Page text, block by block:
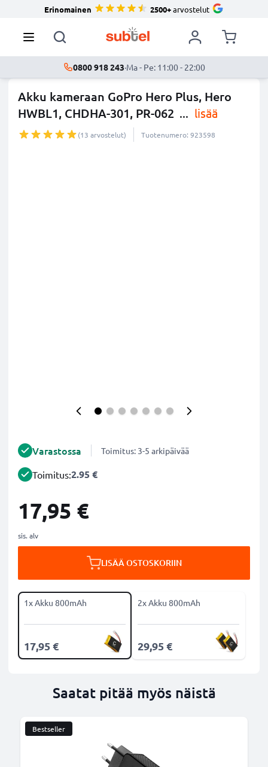
Erinomainen 2500+arvostelut
0800 918 243·Ma - Pe: 11:00 - 22:00
Akku kameraan GoPro Hero Plus, Hero
HWBL1, CHDHA-301, PR-062 ... lisää
(13 arvostelut) Tuotenumero: 923598
Varastossa Toimitus: 3-5 arkipäivää
Toimitus:2.95 €
17,95 €
sis. alv
LISÄÄ OSTOSKORIIN
1x Akku 800mAh
17,95 €
2x Akku 800mAh
29,95 €
Saatat pitää myös näistä
Bestseller